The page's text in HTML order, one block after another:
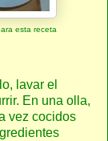
esta receta
lavar el
En una olla,
vez cocidos